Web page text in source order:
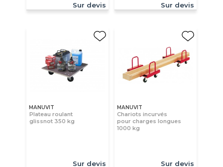
Sur devis Sur devis
MANUVIT
Plateau roulant
glissnot 350 kg
Sur devis
MANUVIT
Chariots incurvés
pour charges longues
1000 kg
Sur devis